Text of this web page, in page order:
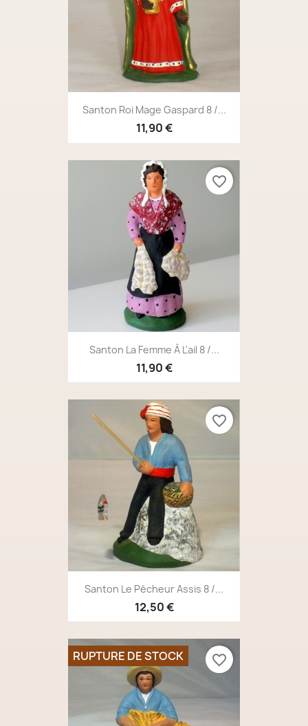
Santon Roi Mage Gaspard 8 /...
11,90 €
Santon La Femme À L'ail 8 /...
11,90 €
favorite_border
Santon Le Pécheur Assis 8 /...
12,50 €
favorite_border
RUPTURE DE STOCK favorite_border